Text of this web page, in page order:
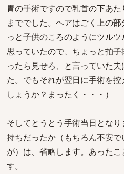
胃の手術ですので乳首の下あ
まででした。ヘアはごく上の
っと子供のころのようにツル
思っていたので、ちょっと拍
ったら見せろ、と言っていた
た。でもそれが翌日に手術を
しょうか？まったく・・・）
そしてとうとう手術当日とな
持ちだったか（もちろん不安
が）は、省略します。あったこ
す。